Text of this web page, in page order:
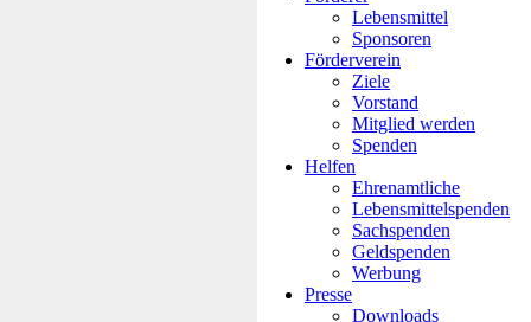
Lebensmittel
Sponsoren
Förderverein
Ziele
Vorstand
Mitglied werden
Spenden
Helfen
Ehrenamtliche
Lebensmittelspenden
Sachspenden
Geldspenden
Werbung
Presse
Downloads